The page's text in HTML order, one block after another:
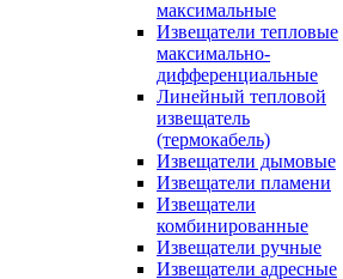
максимальные
Извещатели тепловые
максимально-
дифференциальные
Линейный тепловой
извещатель
(термокабель)
Извещатели дымовые
Извещатели пламени
Извещатели
комбинированные
Извещатели ручные
Извещатели адресные